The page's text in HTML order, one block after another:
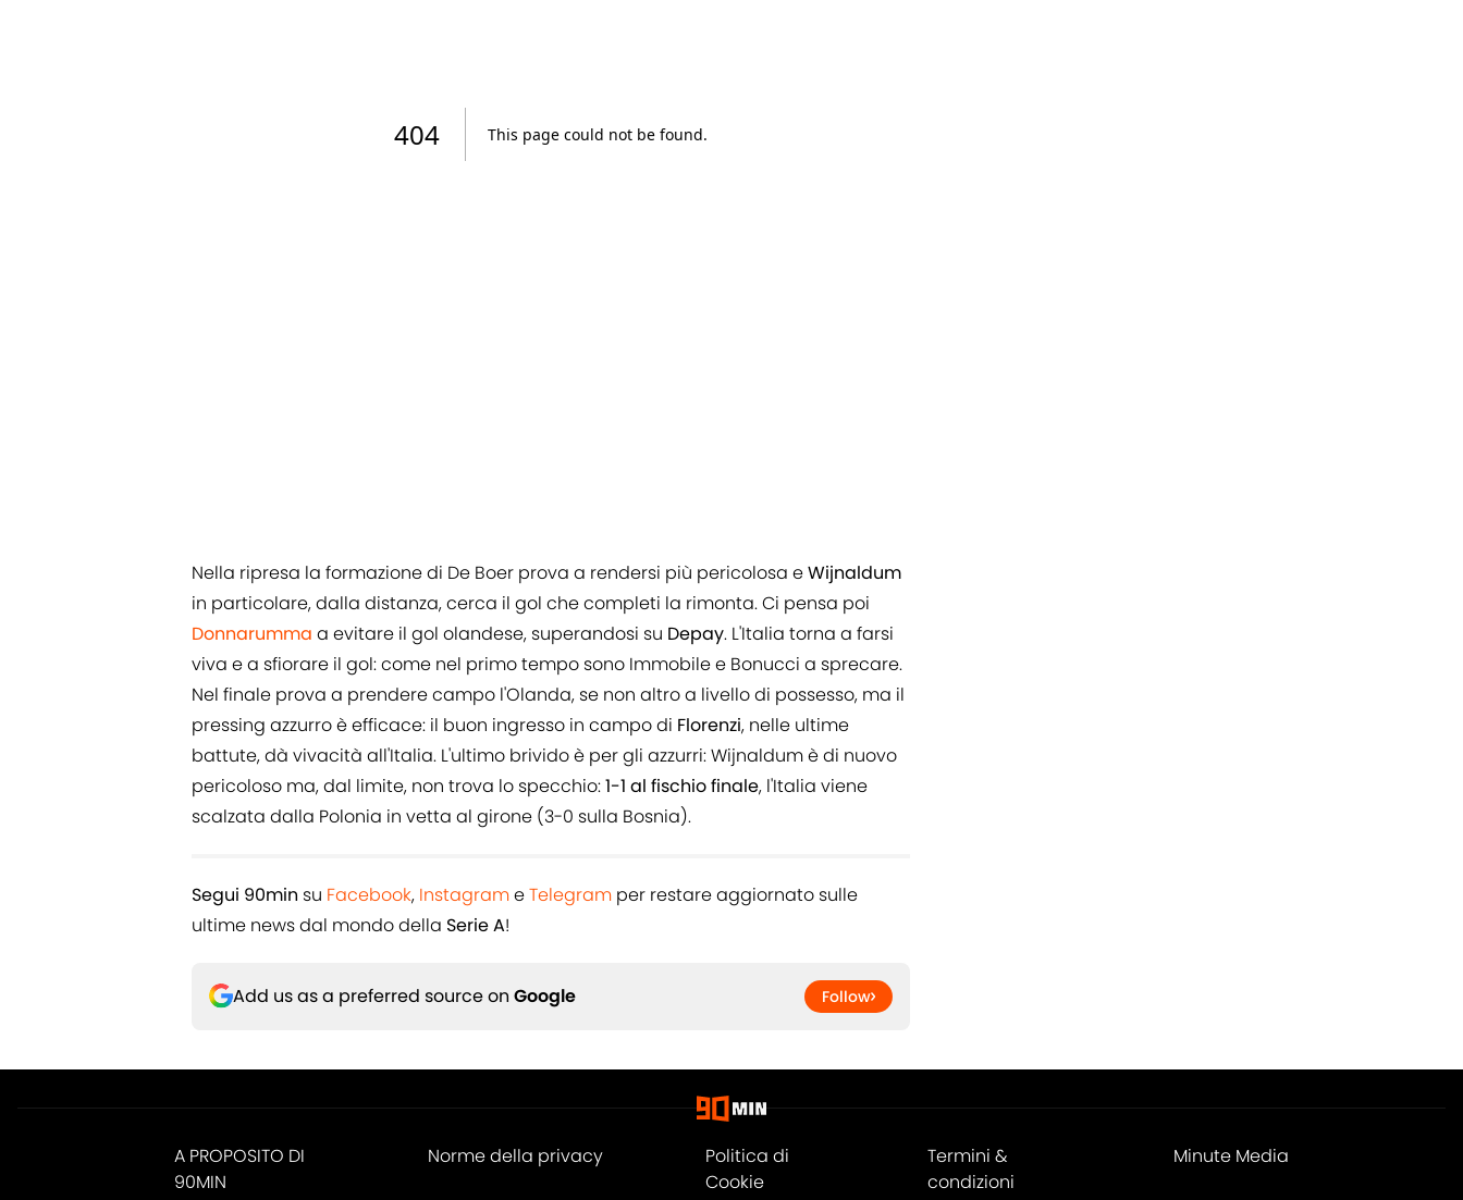
Nella ripresa la formazione di De Boer prova a rendersi più pericolosa eWijnaldum
in particolare, dalla distanza, cerca il gol che completi la rimonta. Ci pensa poi
Donnarumma a evitare il gol olandese, superandosi su Depay. L'Italia torna a farsi
viva e a sfiorare il gol: come nel primo tempo sono Immobile e Bonucci a sprecare.
Nel finale prova a prendere campo l'Olanda, se non altro a livello di possesso, ma il
pressing azzurro è efficace: il buon ingresso in campo di Florenzi, nelle ultime
battute, dà vivacità all'Italia. L'ultimo brivido è per gli azzurri: Wijnaldum è di nuovo
pericoloso ma, dal limite, non trova lo specchio:1-1 al fischio finale, l'Italia viene
scalzata dalla Polonia in vetta al girone (3-0 sulla Bosnia).
Segui 90min su Facebook, InstagrameTelegram per restare aggiornato sulle
ultime news dal mondo della Serie A!
Add us as a preferred source on Google Follow
A PROPOSITO DI
90MIN
Norme della privacy
Politica di
Cookie
Termini &
condizioni
Minute Media